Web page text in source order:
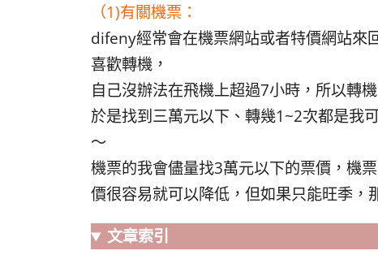
（1)有關機票：
difeny經常會在機票網站或者特價網站來
喜歡轉機，
自己沒辦法在飛機上超過7小時，所以轉
於是找到三萬元以下、轉幾1~2次都是我
～
機票的我會儘量找3萬元以下的票價，機
價很容易就可以降低，但如果只能旺季，
文章索引